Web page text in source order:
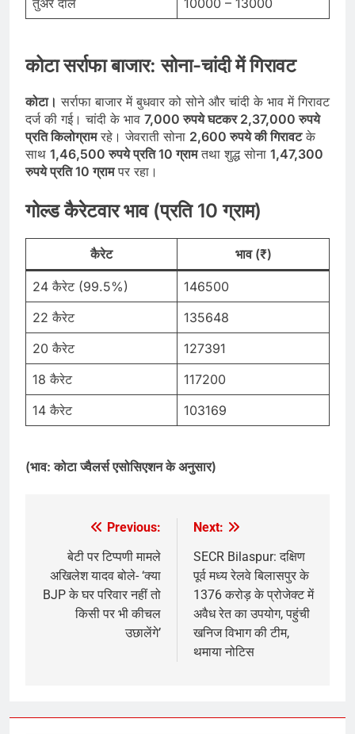
कोटा सर्राफा बाजार: सोना-चांदी में गिरावट
कोटा। सर्राफा बाजार में बुधवार को सोने और चांदी के भाव में गिरावट
दर्ज की गई। चांदी के भाव 7,000 रुपये घटकर 2,37,000 रुपये
प्रति किलोग्रामरहे। जेवराती सोना 2,600 रुपये की गिरावटके
साथ 1,46,500 रुपये प्रति 10 ग्रामतथा शुद्ध सोना 1,47,300
रुपये प्रति 10 ग्रामपर रहा।
गोल्ड कैरेटवार भाव (प्रति 10 ग्राम)
कैरेट भाव (₹)
24 कैरेट (99.5%)
146500
22 कैरेट
135648
20 कैरेट
127391
18 कैरेट
117200
14 कैरेट
103169
(भाव: कोटा ज्वैलर्स एसोसिएशन के अनुसार)
navigation
Previous:
बेटी पर टिप्पणी मामले
अखिलेश यादव बोले- ‘क्या
BJP के घर परिवार नहीं तो
किसी पर भी कीचल
उछालेंगे’
Next:
SECR Bilaspur: दक्षिण
पूर्व मध्य रेलवे बिलासपुर के
1376 करोड़ के प्रोजेक्ट में
अवैध रेत का उपयोग, पहुंची
खनिज विभाग की टीम,
थमाया नोटिस